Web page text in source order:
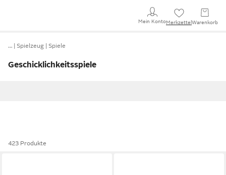
Mein KontoMerkzettel Warenkorb
… Spielzeug Spiele
Geschicklichkeitsspiele
423 Produkte